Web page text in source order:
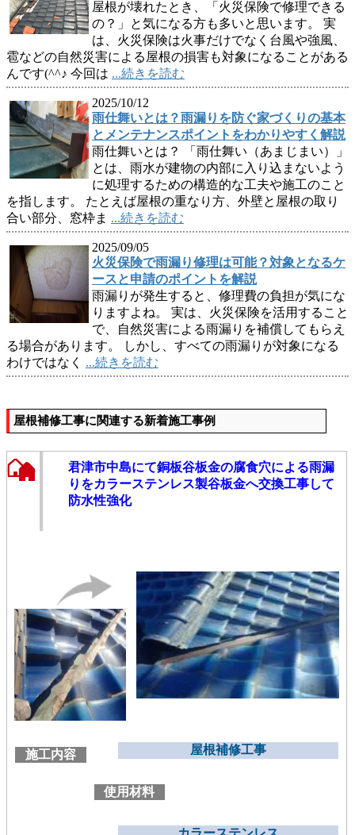
屋根が壊れたとき、「火災保険で修理できる
の？」と気になる方も多いと思います。 実
は、火災保険は火事だけでなく台風や強風、
雹などの自然災害による屋根の損害も対象になることがある
んです(^^♪ 今回は ...続きを読む
2025/10/12
雨仕舞いとは？雨漏りを防ぐ家づくりの基本
とメンテナンスポイントをわかりやすく解説
雨仕舞いとは？ 「雨仕舞い（あまじまい）」
とは、雨水が建物の内部に入り込まないよう
に処理するための構造的な工夫や施工のこと
を指します。 たとえば屋根の重なり方、外壁と屋根の取り
合い部分、窓枠ま ...続きを読む
2025/09/05
火災保険で雨漏り修理は可能？対象となるケ
ースと申請のポイントを解説
雨漏りが発生すると、修理費の負担が気にな
りますよね。 実は、火災保険を活用すること
で、自然災害による雨漏りを補償してもらえ
る場合があります。 しかし、すべての雨漏りが対象になる
わけではなく ...続きを読む
屋根補修工事に関連する新着施工事例
君津市中島にて銅板谷板金の腐食穴による雨漏
りをカラーステンレス製谷板金へ交換工事して
防水性強化
施工内容 屋根補修工事
使用材料